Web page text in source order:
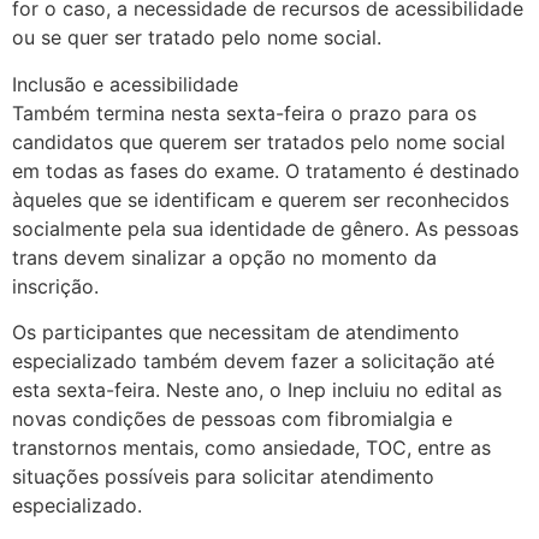
for o caso, a necessidade de recursos de acessibilidade
ou se quer ser tratado pelo nome social.
Inclusão e acessibilidade
Também termina nesta sexta-feira o prazo para os
candidatos que querem ser tratados pelo nome social
em todas as fases do exame. O tratamento é destinado
àqueles que se identificam e querem ser reconhecidos
socialmente pela sua identidade de gênero. As pessoas
trans devem sinalizar a opção no momento da
inscrição.
Os participantes que necessitam de atendimento
especializado também devem fazer a solicitação até
esta sexta-feira. Neste ano, o Inep incluiu no edital as
novas condições de pessoas com fibromialgia e
transtornos mentais, como ansiedade, TOC, entre as
situações possíveis para solicitar atendimento
especializado.